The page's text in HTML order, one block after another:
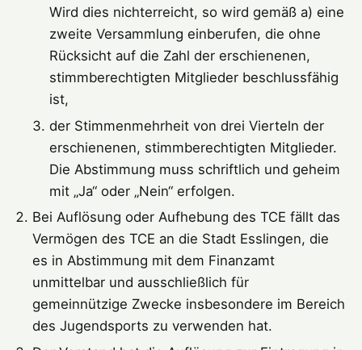
Wird dies nichterreicht, so wird gemäß a) eine
zweite Versammlung einberufen, die ohne
Rücksicht auf die Zahl der erschienenen,
stimmberechtigten Mitglieder beschlussfähig
ist,
der Stimmenmehrheit von drei Vierteln der
erschienenen, stimmberechtigten Mitglieder.
Die Abstimmung muss schriftlich und geheim
mit „Ja“ oder „Nein“ erfolgen.
Bei Auflösung oder Aufhebung des TCE fällt das
Vermögen des TCE an die Stadt Esslingen, die
es in Abstimmung mit dem Finanzamt
unmittelbar und ausschließlich für
gemeinnützige Zwecke insbesondere im Bereich
des Jugendsports zu verwenden hat.